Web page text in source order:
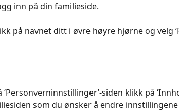
inn på din familieside.
på navnet ditt i øvre høyre hjørne og velg
‘Personverninnstillinger’-siden klikk på
som du ønsker å endre